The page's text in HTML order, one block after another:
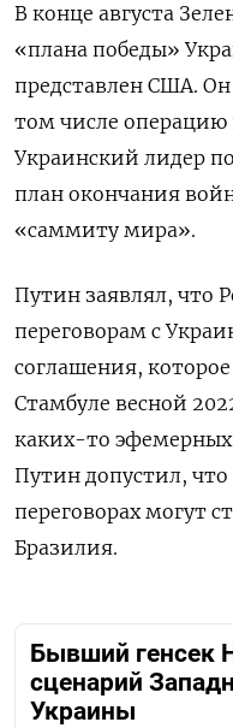
В конце августа
«плана победы»
представлен США.
том числе операцию
Украинский лидер
план окончания
«саммиту мира».
Путин заявлял, что
переговорам с
соглашения,
Стамбуле весной
каких-то
Путин допустил,
переговорах могут
Бразилия.
Бывший генсек
сценарий
Украины